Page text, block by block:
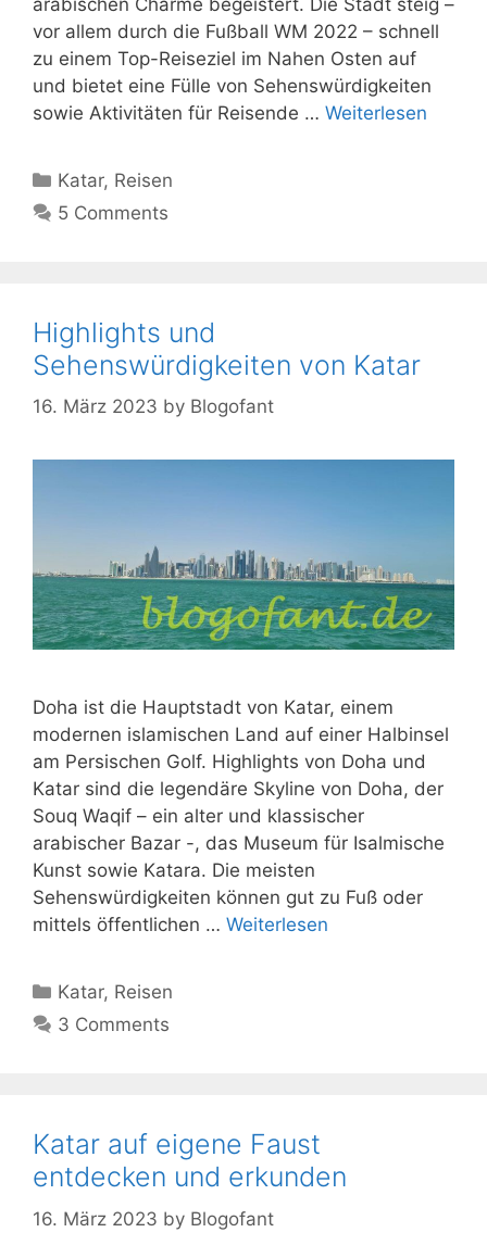
vor allem durch die Fußball WM 2022 – schnell
zu einem Top-Reiseziel im Nahen Osten auf
und bietet eine Fülle von Sehenswürdigkeiten
sowie Aktivitäten für Reisende … Weiterlesen
Kategorien
Katar, Reisen
5 Comments
Highlights und
Sehenswürdigkeiten von Katar
16. März 2023 by Blogofant
Doha ist die Hauptstadt von Katar, einem
modernen islamischen Land auf einer Halbinsel
am Persischen Golf. Highlights von Doha und
Katar sind die legendäre Skyline von Doha, der
Souq Waqif – ein alter und klassischer
arabischer Bazar -, das Museum für Isalmische
Kunst sowie Katara. Die meisten
Sehenswürdigkeiten können gut zu Fuß oder
mittels öffentlichen … Weiterlesen
Kategorien
Katar, Reisen
3 Comments
Katar auf eigene Faust
entdecken und erkunden
16. März 2023 by Blogofant